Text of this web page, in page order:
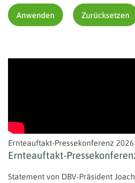
Ernteauftakt-Pressekonferenz 2026
Ernteauftakt-
Statement von DBV-Präsident